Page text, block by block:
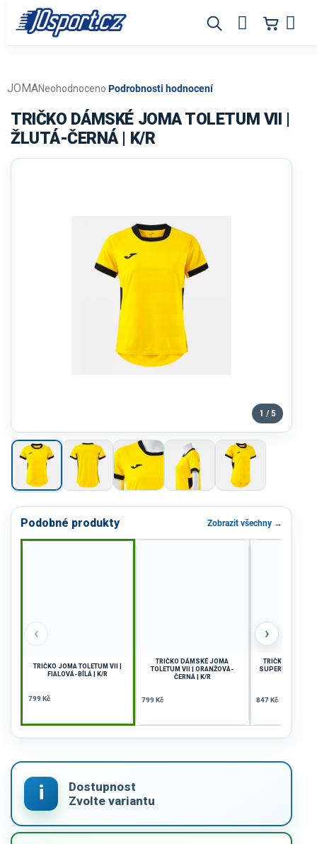
obsah
Průměrné
produktu
je
0,0
Neohodnoceno Podrobnosti hodnocení
JOMA
TRIČKO DÁMSKÉ JOMA TOLETUM VII |
ŽLUTÁ-ČERNÁ | K/R
1 / 5
Podobné produkty Zobrazit všechny →
‹
TRIČKO JOMA TOLETUM VII |
FIALOVÁ-BÍLÁ | K/R
799 Kč
TRIČKO DÁMSKÉ JOMA
TOLETUM VII | ORANŽOVÁ-
ČERNÁ | K/R
799 Kč
TRIČKO
SUPERNOVA |
847 Kč
›